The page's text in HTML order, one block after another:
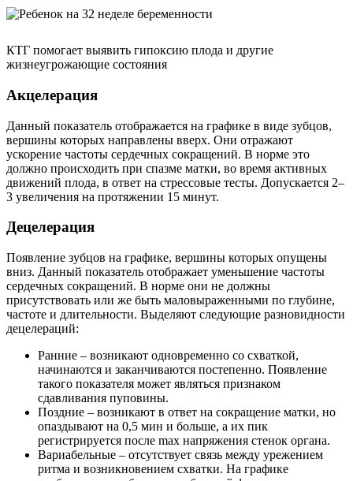
КТГ помогает выявить гипоксию плода и другие
жизнеугрожающие состояния
Акцелерация
Данный показатель отображается на графике в виде зубцов,
вершины которых направлены вверх. Они отражают
ускорение частоты сердечных сокращений. В норме это
должно происходить при спазме матки, во время активных
движений плода, в ответ на стрессовые тесты. Допускается 2–
3 увеличения на протяжении 15 минут.
Децелерация
Появление зубцов на графике, вершины которых опущены
вниз. Данный показатель отображает уменьшение частоты
сердечных сокращений. В норме они не должны
присутствовать или же быть маловыраженными по глубине,
частоте и длительности. Выделяют следующие разновидности
децелераций:
Ранние – возникают одновременно со схваткой,
начинаются и заканчиваются постепенно. Появление
такого показателя может являться признаком
сдавливания пуповины.
Поздние – возникают в ответ на сокращение матки, но
опаздывают на 0,5 мин и больше, а их пик
регистрируется после max напряжения стенок органа.
Вариабельные – отсутствует связь между урежением
ритма и возникновением схватки. На графике